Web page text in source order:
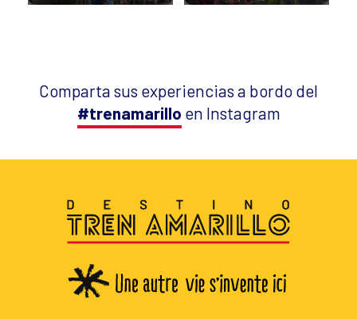
Comparta sus experiencias a bordo del
#trenamarillo en Instagram